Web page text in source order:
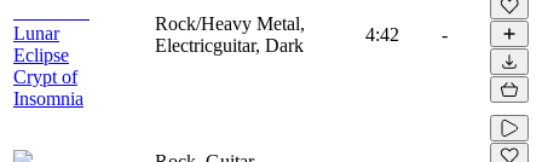
Lunar
Eclipse
Crypt of
Insomnia
Rock/Heavy Metal,
Electricguitar, Dark
4:42 -